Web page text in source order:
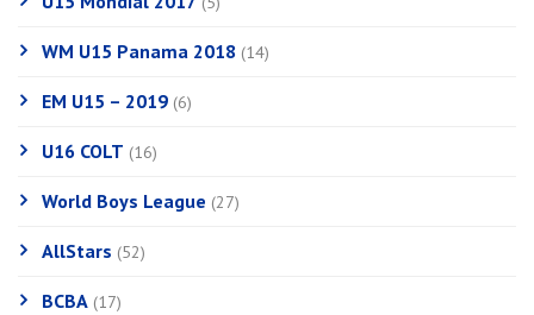
WM U15 Panama 2018 (14)
EM U15 – 2019 (6)
U16 COLT (16)
World Boys League (27)
AllStars (52)
BCBA (17)